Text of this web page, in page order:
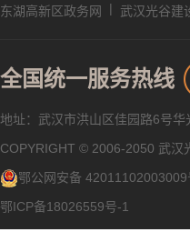
东湖高新区政务网
| 武汉光谷建
全国统一服务热线
地址：武汉市洪山区佳园路6号华
COPYRIGHT © 2006-2050 武汉
鄂公网安备 42011102003009
鄂ICP备18026559号-1